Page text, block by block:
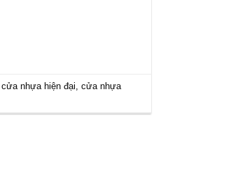
,cửa nhựa hiện đại ,cửa nhựa